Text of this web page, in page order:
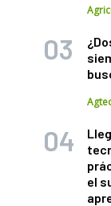
el